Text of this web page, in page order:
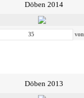
Döben 2014
von
Döben 2013